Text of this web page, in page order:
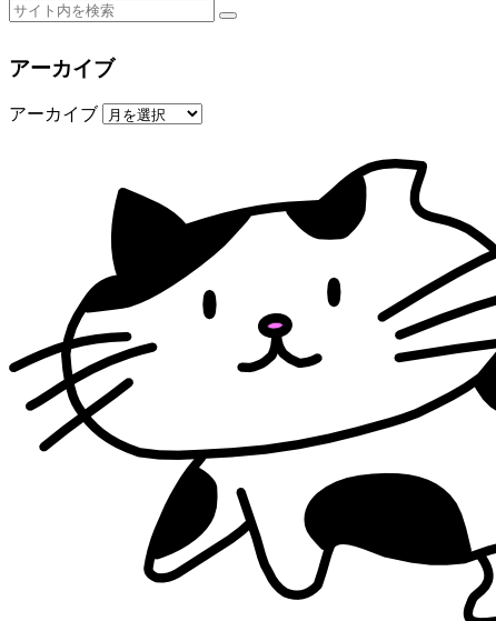
アーカイブ
アーカイブ